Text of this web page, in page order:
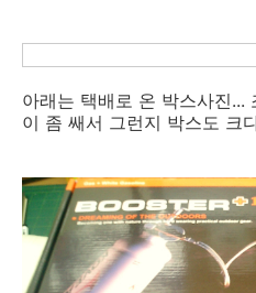
아래는 택배로 온 박스사진...
이 좀 쌔서 그런지 박스도 크